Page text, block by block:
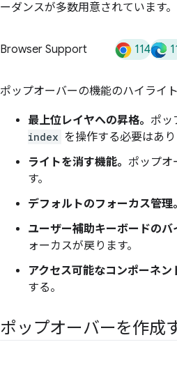
ーダンスが多数用意されています。
Browser Support 114
ポップオーバーの機能のハイライ
最上位レイヤへの昇格。 ポッ
index を操作する必要はあり
ライトを消す機能。 ポップオ
す。
デフォルトのフォーカス管理。
ユーザー補助キーボードのバ
ォーカスが戻ります。
アクセス可能なコンポーネン
する。
ポップオーバーを作成